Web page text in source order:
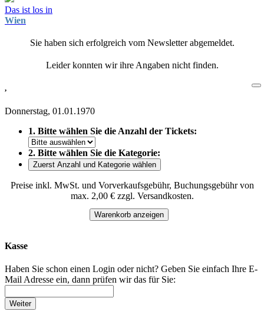
Das ist los in
Wien
Sie haben sich erfolgreich vom Newsletter abgemeldet.
Leider konnten wir ihre Angaben nicht finden.
,
Donnerstag, 01.01.1970
1. Bitte wählen Sie die Anzahl der Tickets:
2. Bitte wählen Sie die Kategorie:
Zuerst Anzahl und Kategorie wählen
Preise inkl. MwSt. und Vorverkaufsgebühr, Buchungsgebühr von
max. 2,00 € zzgl. Versandkosten.
Warenkorb anzeigen
Kasse
Haben Sie schon einen Login oder nicht? Geben Sie einfach Ihre E-
Mail Adresse ein, dann prüfen wir das für Sie:
Weiter